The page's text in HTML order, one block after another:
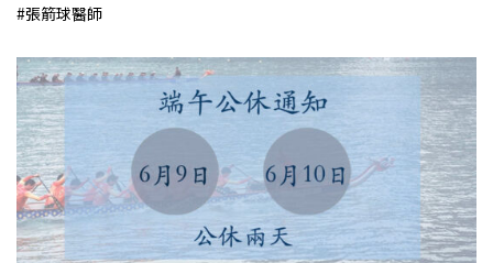
#張箭球醫師